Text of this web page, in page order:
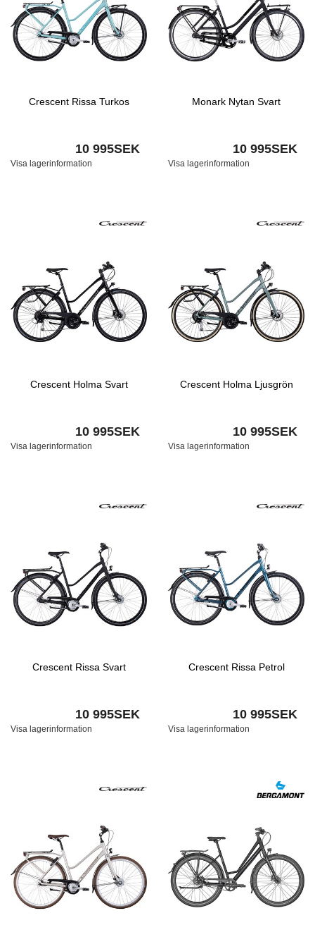
Crescent Rissa Turkos
10 995SEK
Visa lagerinformation
Monark Nytan Svart
10 995SEK
Visa lagerinformation
Crescent Holma Svart
10 995SEK
Visa lagerinformation
Crescent Holma Ljusgrön
10 995SEK
Visa lagerinformation
Crescent Rissa Svart
10 995SEK
Visa lagerinformation
Crescent Rissa Petrol
10 995SEK
Visa lagerinformation